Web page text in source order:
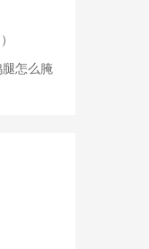
怎么腌